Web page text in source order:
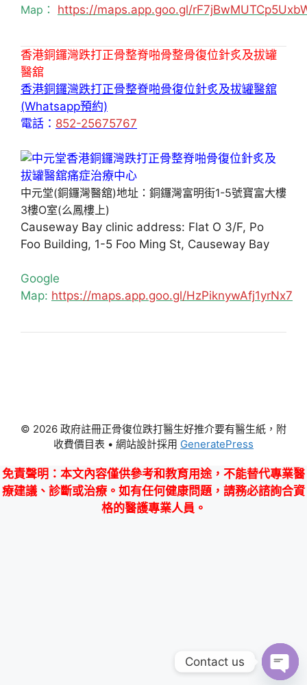
Map： https://maps.app.goo.gl/
香港銅鑼灣跌打正骨整脊啪骨整骨復位針炙及拔罐
醫舘
香港銅鑼灣跌打正骨整脊啪骨復位針炙及拔罐醫舘
(Whatsapp預約)
電話： 852-25675767
中元堂(銅鑼灣醫舘)地址：銅鑼灣富明街1-5號寶富大樓
3樓O室(么鳳樓上)
Causeway Bay clinic address: Flat O 3/F, Po
Foo Building, 1-5 Foo Ming St, Causeway Bay
Google
Map: https://maps.app.goo.gl/HzPiknywAfj1yrNx7
© 2026 政府註冊正骨復位跌打醫生好推介要有醫生紙，附
收費價目表 • 網站設計採用 GeneratePress
免責聲明 ：本文內容僅供參考和教育用途，不能替代專業醫
療建議、診斷或治療。如有任何健康問題，請務必諮詢合資
格的醫護專業人員。
Contact us